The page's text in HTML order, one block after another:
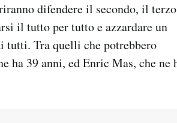
difendere il secondo, il
il tutto per tutto e azzardare un
tutti. Tra quelli che potrebbero
ha 39 anni, ed Enric Mas, che ne